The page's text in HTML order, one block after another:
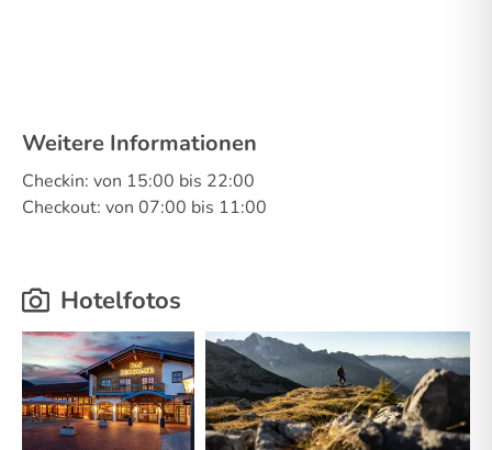
Weitere Informationen
Checkin: von 15:00 bis 22:00
Checkout: von 07:00 bis 11:00
Hotelfotos